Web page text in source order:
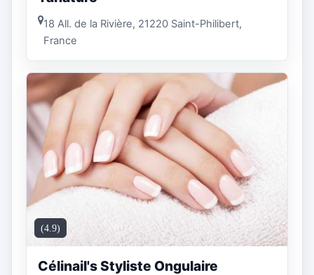
18 All. de la Rivière, 21220 Saint-Philibert,
France
(4.9)
Célinail's Styliste Ongulaire